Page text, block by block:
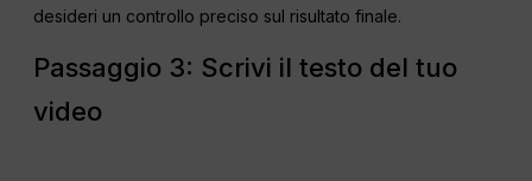
desideri un controllo preciso sul risultato finale.
Passaggio 3: Scrivi il testo del tuo
video